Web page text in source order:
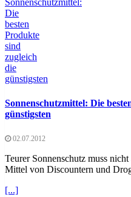
Sonnenschutzmittel: Die
günstigsten
02.07.2012
Teurer Sonnenschutz muss
Mittel von Discountern und
[...]